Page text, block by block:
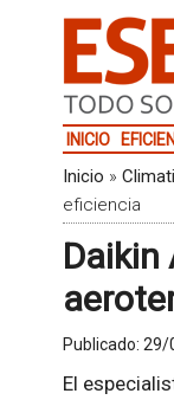
INICIO
Inicio »
eficiencia
Daikin
Publicado: 29/
El